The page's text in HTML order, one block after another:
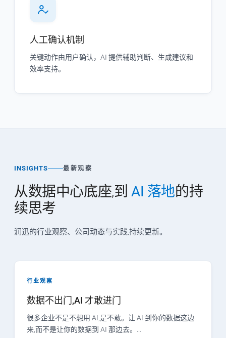
人工确认机制
关键动作由用户确认，AI 提供辅助判断、生成建议和
效率支持。
INSIGHTS 最新观察
从数据中心底座,到AI 落地的持
续思考
润迅的行业观察、公司动态与实践,持续更新。
行业观察
数据不出门,AI 才敢进门
很多企业不是不想用 AI,是不敢。让 AI 到你的数据这边
来,而不是让你的数据到 AI 那边去。…